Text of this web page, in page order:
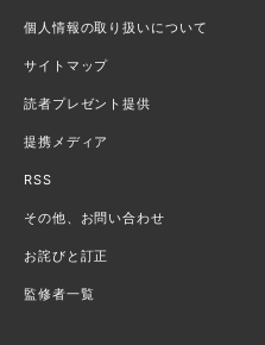
個人情報の取り扱いについて
サイトマップ
読者プレゼント提供
提携メディア
RSS
その他、お問い合わせ
お詫びと訂正
監修者一覧